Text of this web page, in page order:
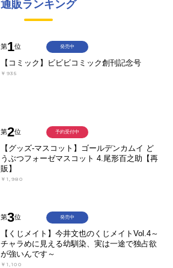
通販ランキング
第1位
【コミック】ビビビコミック創刊記念号
￥935
発売中
第2位
【グッズ-マスコット】ゴールデンカムイ ど
うぶつフォーゼマスコット 4.尾形百之助【再
販】
￥1,980
予約受付中
第3位
【くじメイト】今井文也のくじメイトVol.4～
チャラめに見える幼馴染、実は一途で独占欲
が強いんです～
￥1,100
発売中